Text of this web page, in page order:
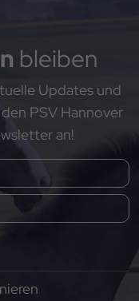
bleiben
Updates und
PSV Hannover
an!